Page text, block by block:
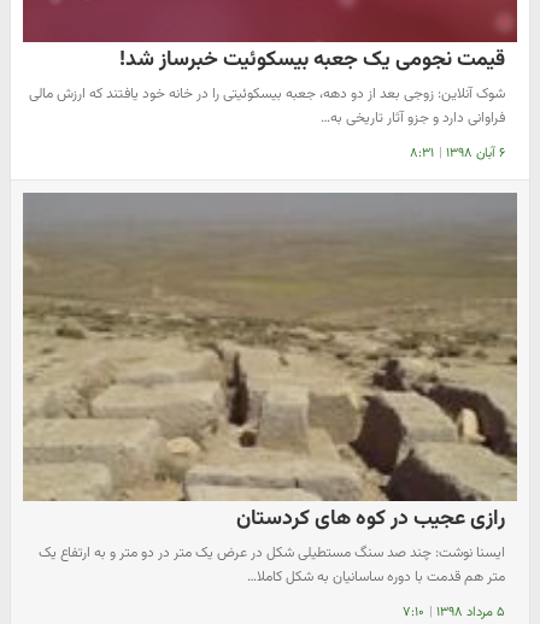
قیمت نجومی یک جعبه بیسکوئیت خبرساز شد!
​شوک آنلاین: زوجی بعد از دو دهه، جعبه بیسکوئیتی را در خانه خود یافتند که ارزش مالی
فراوانی دارد و جزو آثار تاریخی به…
۶ آبان ۱۳۹۸ | ۸:۳۱
رازی عجیب در کوه های کردستان
ایسنا نوشت: چند صد سنگ مستطیلی شکل در عرض یک متر در دو متر و به ارتفاع یک
متر هم قدمت با دوره ساسانیان به شکل کاملا…
۵ مرداد ۱۳۹۸ | ۷:۱۰